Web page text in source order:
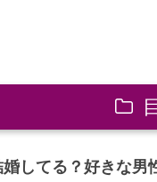
してる？好きな男